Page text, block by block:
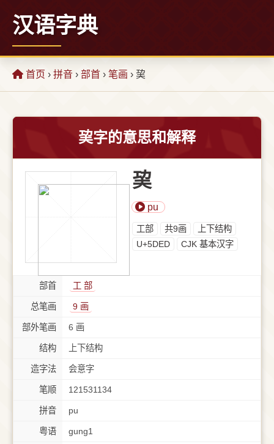
汉语字典
首页 › 拼音 › 部首 › 笔画 › 巭
巭字的意思和解释
巭
pu
⼯部 共9画
上下结构
U+5DED
CJK 基本汉字
部首 ⼯ 部
总笔画 9 画
部外笔画 6 画
结构 上下结构
造字法 会意字
笔顺 121531134
拼音 pu
粤语 gung1